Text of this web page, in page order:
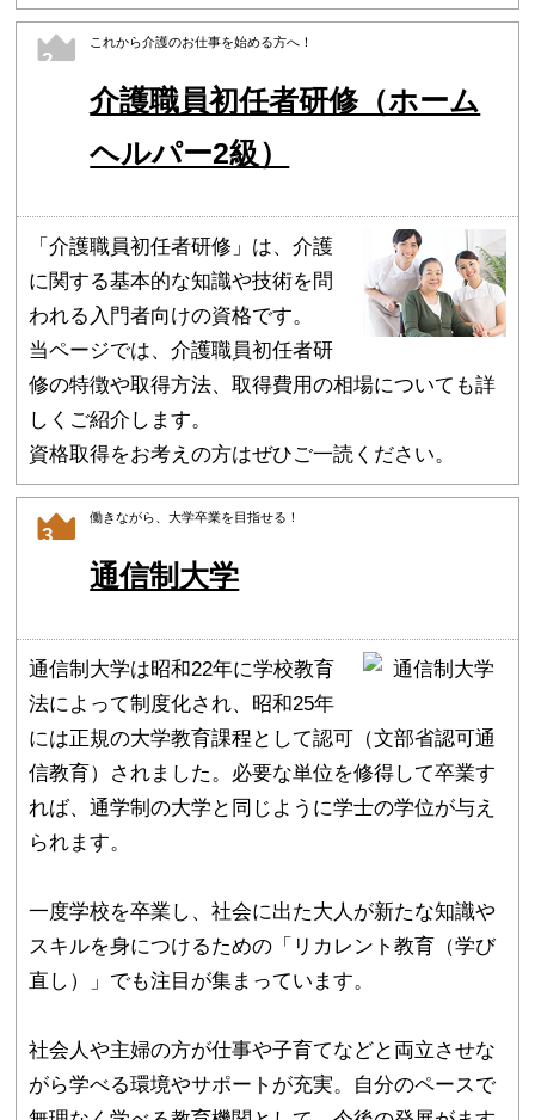
2
これから介護のお仕事を始める方へ！
介護職員初任者研修（ホーム
ヘルパー2級）
「介護職員初任者研修」は、介護
に関する基本的な知識や技術を問
われる入門者向けの資格です。
当ページでは、介護職員初任者研
修の特徴や取得方法、取得費用の相場についても詳
しくご紹介します。
資格取得をお考えの方はぜひご一読ください。
3
働きながら、大学卒業を目指せる！
通信制大学
通信制大学は昭和22年に学校教育
法によって制度化され、昭和25年
には正規の大学教育課程として認可（文部省認可通
信教育）されました。必要な単位を修得して卒業す
れば、通学制の大学と同じように学士の学位が与え
られます。
一度学校を卒業し、社会に出た大人が新たな知識や
スキルを身につけるための「リカレント教育（学び
直し）」でも注目が集まっています。
社会人や主婦の方が仕事や子育てなどと両立させな
がら学べる環境やサポートが充実。自分のペースで